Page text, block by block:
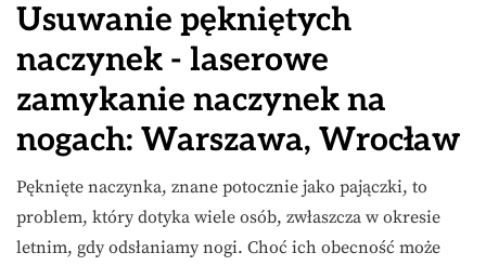
Usuwanie pękniętych
naczynek - laserowe
zamykanie naczynek na
nogach: Warszawa, Wrocław
Pęknięte naczynka, znane potocznie jako pajączki, to
problem, który dotyka wiele osób, zwłaszcza w okresie
letnim, gdy odsłaniamy nogi. Choć ich obecność może